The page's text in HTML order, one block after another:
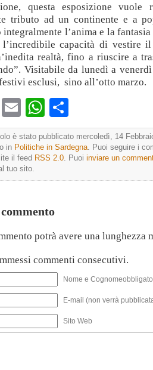
questa esposizione vuole
tributo ad un continente e a
integralmente l’anima e la
l’incredibile capacità di vestire
realtà, fino a riuscire a
Visitabile da lunedì a
esclusi, sino all’otto marzo.
Twitter
EmailWhatsApp
è stato pubblicato mercoledì, 14
in Politiche in Sardegna . Puoi seguire i
il feed RSS 2.0 . Puoi inviare un
tuo sito.
potrà avere una lunghezza
commenti consecutivi.
Nome e
E-mail (non verrà
Sito Web